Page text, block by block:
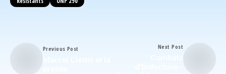
Previous Post Next Post